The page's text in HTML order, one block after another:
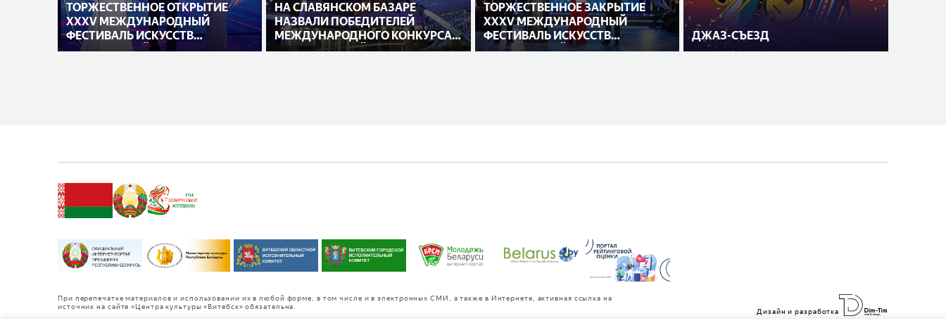
ТОРЖЕСТВЕННОЕ ОТКРЫТИЕ
XXXV МЕЖДУНАРОДНЫЙ
ФЕСТИВАЛЬ ИСКУССТВ
«СЛАВЯНСКИЙ БАЗАР В
НА СЛАВЯНСКОМ БАЗАРЕ
НАЗВАЛИ ПОБЕДИТЕЛЕЙ
МЕЖДУНАРОДНОГО КОНКУРСА
ИСПОЛНИТЕЛЕЙ
ТОРЖЕСТВЕННОЕ ЗАКРЫТИЕ
XXXV МЕЖДУНАРОДНЫЙ
ФЕСТИВАЛЬ ИСКУССТВ
«СЛАВЯНСКИЙ БАЗАР В
ДЖАЗ-СЪЕЗД
При перепечатке материалов и использовании их в любой форме, в том числе и в электронных СМИ, а также в Интернете, активная ссылка на
источник на сайте «Центра культуры «Витебск» обязательна.
Дизайн и разработка